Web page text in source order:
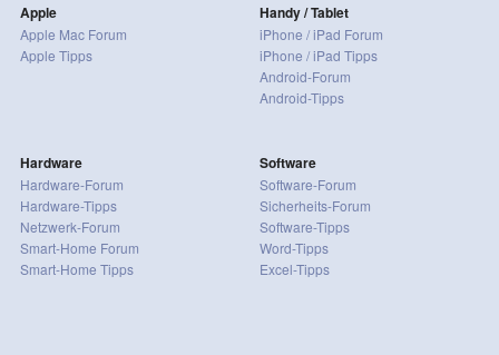
Apple
Apple Mac Forum
Apple Tipps
Handy / Tablet
iPhone / iPad Forum
iPhone / iPad Tipps
Android-Forum
Android-Tipps
Hardware
Hardware-Forum
Hardware-Tipps
Netzwerk-Forum
Smart-Home Forum
Smart-Home Tipps
Software
Software-Forum
Sicherheits-Forum
Software-Tipps
Word-Tipps
Excel-Tipps